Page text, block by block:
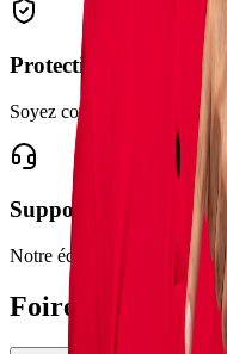
Protection assurée
Soyez couvert pendant vos
Support 24/7
Notre équipe reste
Foire aux